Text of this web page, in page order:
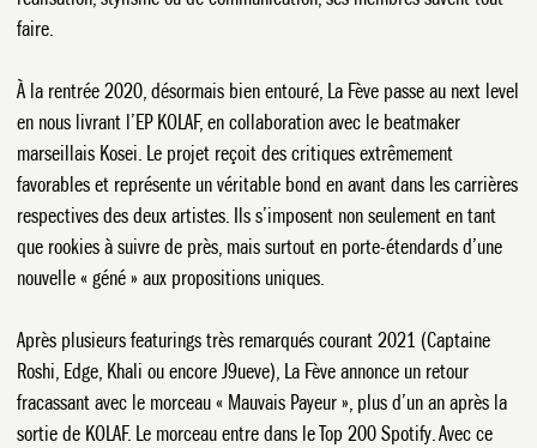
faire.
À la rentrée 2020, désormais bien entouré, La Fève passe au next level
en nous livrant l’EP KOLAF, en collaboration avec le beatmaker
marseillais Kosei. Le projet reçoit des critiques extrêmement
favorables et représente un véritable bond en avant dans les carrières
respectives des deux artistes. Ils s’imposent non seulement en tant
que rookies à suivre de près, mais surtout en porte-étendards d’une
nouvelle « géné » aux propositions uniques.
Après plusieurs featurings très remarqués courant 2021 (Captaine
Roshi, Edge, Khali ou encore J9ueve), La Fève annonce un retour
fracassant avec le morceau « Mauvais Payeur », plus d’un an après la
sortie de KOLAF. Le morceau entre dans le Top 200 Spotify. Avec ce